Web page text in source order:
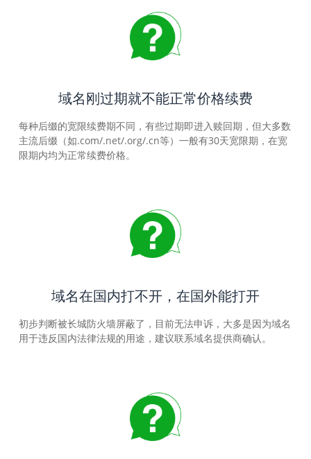
域名刚过期就不能正常价格续费
每种后缀的宽限续费期不同，有些过期即进入赎回期，但大多数
主流后缀（如.com/.net/.org/.cn等）一般有30天宽限期，在宽
限期内均为正常续费价格。
域名在国内打不开，在国外能打开
初步判断被长城防火墙屏蔽了，目前无法申诉，大多是因为域名
用于违反国内法律法规的用途，建议联系域名提供商确认。